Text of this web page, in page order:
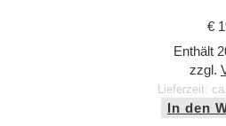
€
Enthält
zzgl.
Lieferzeit:
In den